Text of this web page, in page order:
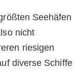
Seehäfen
nicht
riesigen
diverse Schiffe